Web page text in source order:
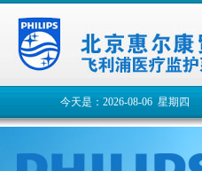
今天是：2026-08-06 星期四